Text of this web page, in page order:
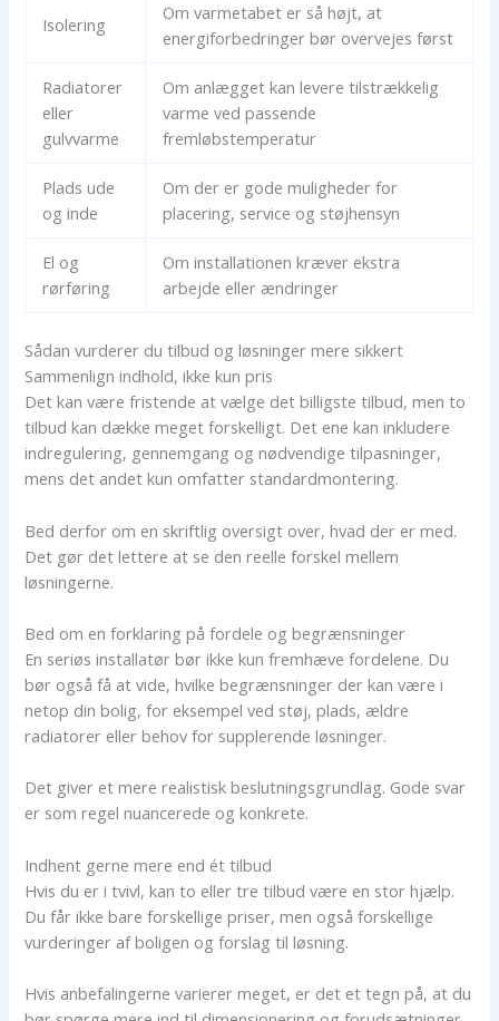
Isolering
Om varmetabet er så højt, at
energiforbedringer bør overvejes først
Radiatorer
eller
gulvvarme
Om anlægget kan levere tilstrækkelig
varme ved passende
fremløbstemperatur
Plads ude
og inde
Om der er gode muligheder for
placering, service og støjhensyn
El og
rørføring
Om installationen kræver ekstra
arbejde eller ændringer
Sådan vurderer du tilbud og løsninger mere sikkert
Sammenlign indhold, ikke kun pris
Det kan være fristende at vælge det billigste tilbud, men to
tilbud kan dække meget forskelligt. Det ene kan inkludere
indregulering, gennemgang og nødvendige tilpasninger,
mens det andet kun omfatter standardmontering.
Bed derfor om en skriftlig oversigt over, hvad der er med.
Det gør det lettere at se den reelle forskel mellem
løsningerne.
Bed om en forklaring på fordele og begrænsninger
En seriøs installatør bør ikke kun fremhæve fordelene. Du
bør også få at vide, hvilke begrænsninger der kan være i
netop din bolig, for eksempel ved støj, plads, ældre
radiatorer eller behov for supplerende løsninger.
Det giver et mere realistisk beslutningsgrundlag. Gode svar
er som regel nuancerede og konkrete.
Indhent gerne mere end ét tilbud
Hvis du er i tvivl, kan to eller tre tilbud være en stor hjælp.
Du får ikke bare forskellige priser, men også forskellige
vurderinger af boligen og forslag til løsning.
Hvis anbefalingerne varierer meget, er det et tegn på, at du